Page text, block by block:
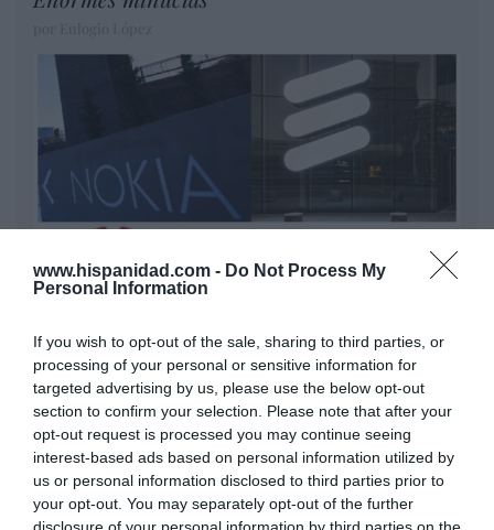
www.hispanidad.com - Do Not Process My
Personal Information
If you wish to opt-out of the sale, sharing to third parties, or
processing of your personal or sensitive information for
targeted advertising by us, please use the below opt-out
section to confirm your selection. Please note that after your
opt-out request is processed you may continue seeing
interest-based ads based on personal information utilized by
us or personal information disclosed to third parties prior to
your opt-out. You may separately opt-out of the further
disclosure of your personal information by third parties on the
son las patentes
Eulogio López
Isabel Pantoja pierde dos pleitos
con Hacienda por 700.000
euros... suma y sigue
Eulogio López